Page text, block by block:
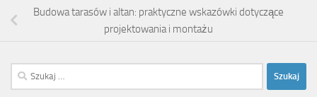
Budowa tarasów i altan: praktyczne wskazówki dotyczące
projektowania i montażu
Szukaj: